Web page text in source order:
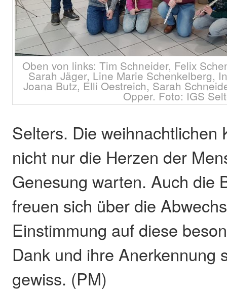
Oben von links: Tim Schneider, Felix
Sarah Jäger, Line Marie Schenkelberg,
Joana Butz, Elli Oestreich, Sarah
Opper. Foto: IGS
Selters. Die weihnachtlichen
nicht nur die Herzen der
Genesung warten. Auch die
freuen sich über die
Einstimmung auf diese
Dank und ihre Anerkennung
gewiss. (PM)